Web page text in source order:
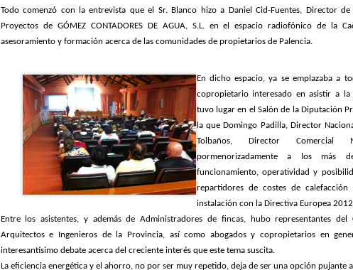
Todo comenzó con la entrevista que el Sr. Blanco hizo a Daniel Cid-Fuentes, Director de
Proyectos de GÓMEZ CONTADORES DE AGUA, S.L. en el espacio radiofónico de la
asesoramiento y formación acerca de las comunidades de propietarios de Palencia.
En dicho espacio, ya se emplazaba a
copropietario interesado en asistir a
tuvo lugar en el Salón de la Diputación
la que Domingo Padilla, Director
Tolbaños, Director Comercial
pormenorizadamente a los más
funcionamiento, operatividad y
repartidores de costes de
instalación con la Directiva Europea
Entre los asistentes, y además de Administradores de fincas, hubo representantes del
Arquitectos e Ingenieros de la Provincia, así como abogados y copropietarios en
interesantísimo debate acerca del creciente interés que este tema suscita.
La eficiencia energética y el ahorro, no por ser muy repetido, deja de ser una opción pujante